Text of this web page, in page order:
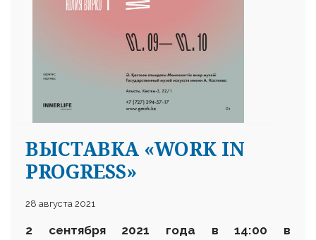
ВЫСТАВКА «WORK IN
PROGRESS»
28 августа 2021
2 сентября 2021 года в 14:00 в